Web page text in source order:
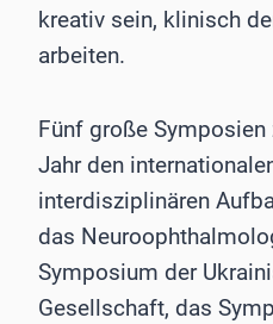
kreativ sein, klinisch
arbeiten.
Fünf große
Jahr den
interdisziplinären
das
Symposium der
Gesellschaft, das